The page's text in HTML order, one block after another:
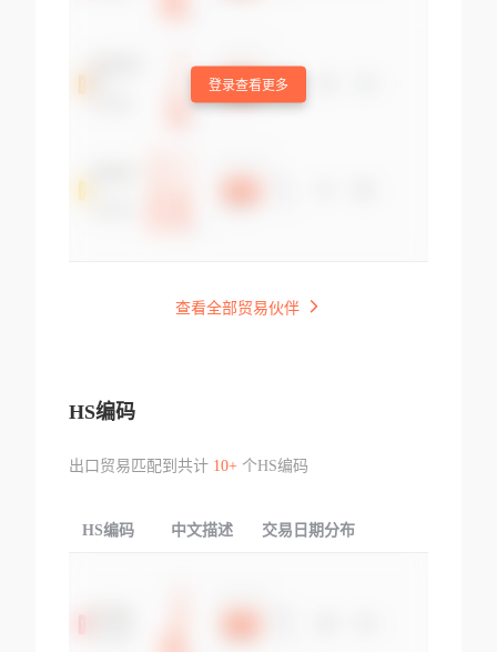
登录查看更多
查看全部贸易伙伴
HS编码
出口贸易匹配到共计 10+个HS编码
HS编码 中文描述 交易日期分布